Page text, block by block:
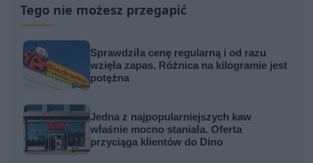
Tego nie możesz przegapić
Sprawdziła cenę regularną i od razu
wzięła zapas. Różnica na kilogramie jest
potężna
Jedna z najpopularniejszych kaw
właśnie mocno staniała. Oferta
przyciąga klientów do Dino